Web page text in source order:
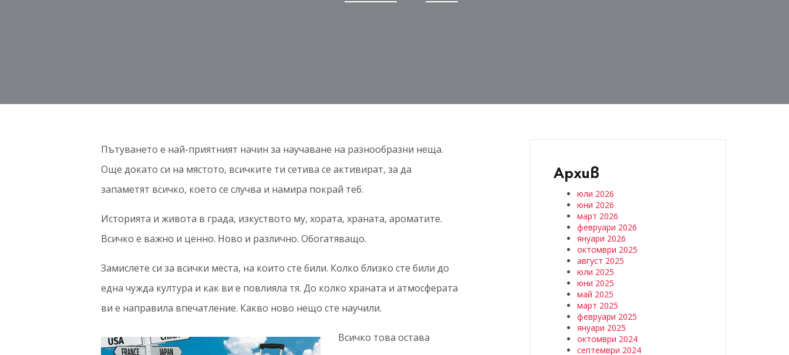
Пътуването е най-приятният начин за научаване на разнообразни неща.
Още докато си на мястото, всичките ти сетива се активират, за да
запаметят всичко, което се случва и намира покрай теб.
Историята и живота в града, изкуството му, хората, храната, ароматите.
Всичко е важно и ценно. Ново и различно. Обогатяващо.
Замислете си за всички места, на които сте били. Колко близко сте били до
една чужда култура и как ви е повлияла тя. До колко храната и атмосферата
ви е направила впечатление. Какво ново нещо сте научили.
Всичко това остава
Архив
юли 2026
юни 2026
март 2026
февруари 2026
януари 2026
октомври 2025
август 2025
юли 2025
юни 2025
май 2025
март 2025
февруари 2025
януари 2025
октомври 2024
септември 2024